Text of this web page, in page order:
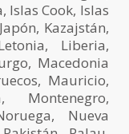
Islas Cook, Islas
Kazajstán,
Liberia,
Macedonia
Mauricio,
Montenegro,
Nueva